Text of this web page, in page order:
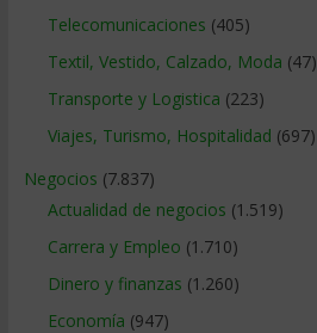
Telecomunicaciones (405)
Textil, Vestido, Calzado, Moda (47)
Transporte y Logistica (223)
Viajes, Turismo, Hospitalidad (697)
Negocios (7.837)
Actualidad de negocios (1.519)
Carrera y Empleo (1.710)
Dinero y finanzas (1.260)
Economía (947)